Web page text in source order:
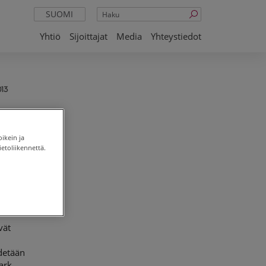
SUOMI
Haku
Yhtiö
Sijoittajat Media Yhteystiedot
ja